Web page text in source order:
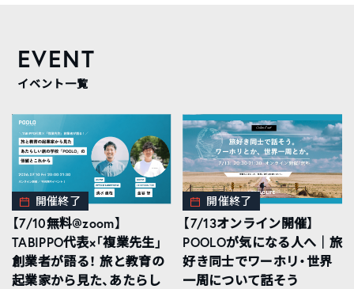
EVENT
イベント一覧
開催終了
【7/10無料@zoom】
TABIPPO代表×「複業先生」
創業者が語る！ 旅と教育の
起業家から見た、あたらし
開催終了
【7/13オンライン開催】
POOLOが気になる人へ｜旅
好き同士でワーホリ・世界
一周について話そう